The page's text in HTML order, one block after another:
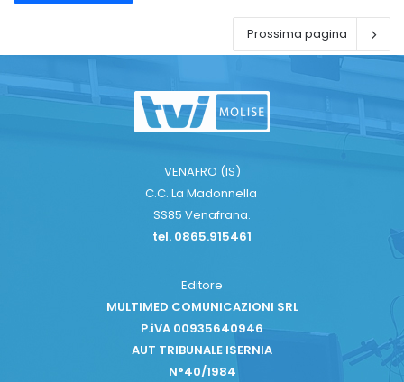
Prossima pagina
VENAFRO (IS)
C.C. La Madonnella
SS85 Venafrana.
tel. 0865.915461
Editore
MULTIMED COMUNICAZIONI SRL
P.iVA 00935640946
AUT TRIBUNALE ISERNIA
N°40/1984